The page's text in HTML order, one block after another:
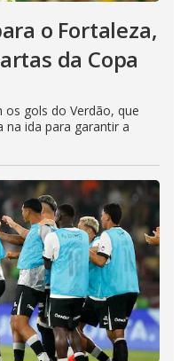
o Fortaleza,
da Copa
gols do Verdão, que
na ida para garantir a